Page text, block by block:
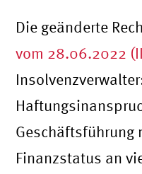
Die geänderte
vom 28.06.2022
Geschäftsführung
Finanzstatus an